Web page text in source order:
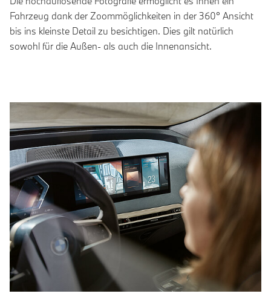
Fahrzeug dank der Zoommöglichkeiten in der 360° Ansicht
bis ins kleinste Detail zu besichtigen. Dies gilt natürlich
sowohl für die Außen- als auch die Innenansicht.